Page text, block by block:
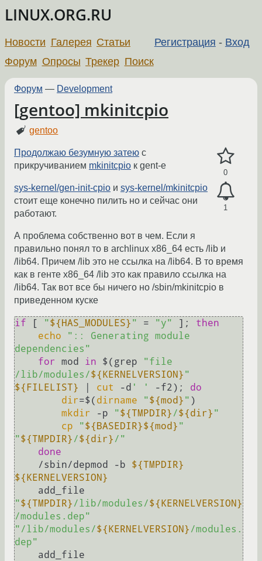
LINUX.ORG.RU
Регистрация - Вход
Новости Галерея Статьи
Форум Опросы Трекер Поиск
Форум — Development
[gentoo] mkinitcpio
gentoo
0
1
Продолжаю безумную затею с
прикручиванием mkinitcpio к gent-е
sys-kernel/gen-init-cpio и sys-kernel/mkinitcpio
стоит еще конечно пилить но и сейчас они
работают.
А проблема собственно вот в чем. Если я
правильно понял то в archlinux x86_64 есть /lib и
/lib64. Причем /lib это не ссылка на /lib64. В то время
как в генте x86_64 /lib это как правило ссылка на
/lib64. Так вот все бы ничего но /sbin/mkinitcpio в
приведенном куске
if [ "${HAS_MODULES} " = "y" ]; then
echo
":: Generating module
dependencies"
for
mod in $(grep
"file
/lib/modules/${KERNELVERSION} "
${FILELIST}
cut -d ' ' -f2); do
dir=$( dirname "${mod} " )
mkdir -p "${TMPDIR} /${dir} "
cp
"${BASEDIR}${mod} "
"${TMPDIR} /${dir} /"
done
    /sbin/depmod -b
${TMPDIR}
${KERNELVERSION}
"${TMPDIR} /lib/modules/${KERNELVERSION}
/modules.dep"
"/lib/modules/${KERNELVERSION} /modules.
dep"